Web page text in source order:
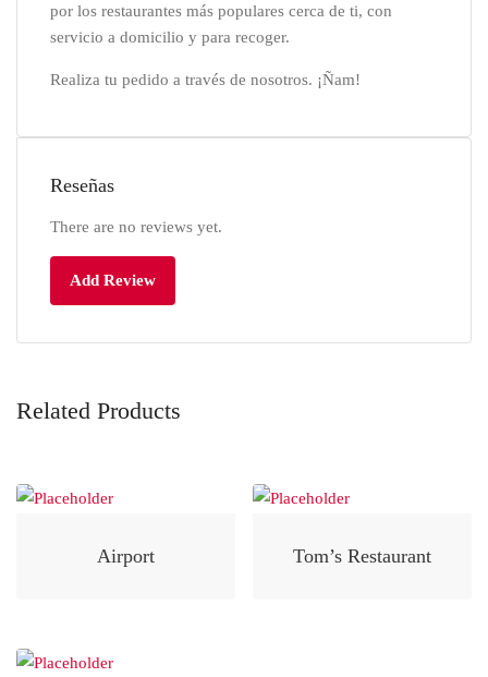
por los restaurantes más populares cerca de ti, con
servicio a domicilio y para recoger.
Realiza tu pedido a través de nosotros. ¡Ñam!
Reseñas
There are no reviews yet.
Add Review
Related Products
Airport Tom’s Restaurant